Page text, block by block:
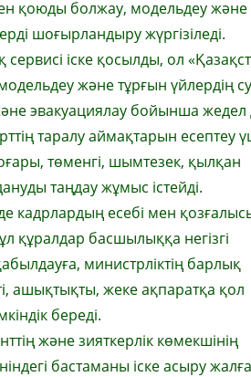
қоюды болжау, модельдеу және
шоғырландыру жүргізіледі.
іске қосылды, ол
және тұрғын үйлердің су
эвакуациялау бойынша
таралу аймақтарын есептеу
төменгі, шымтезек, қылқан
таңдау жұмыс істейді.
кадрлардың есебі мен
құралдар басшылыққа негізгі
министрліктің барлық
ашықтықты, жеке ақпаратқа қол
береді.
және зияткерлік көмекшінің
бастаманы іске асыру